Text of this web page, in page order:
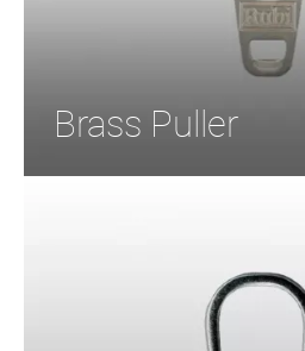
Brass Puller